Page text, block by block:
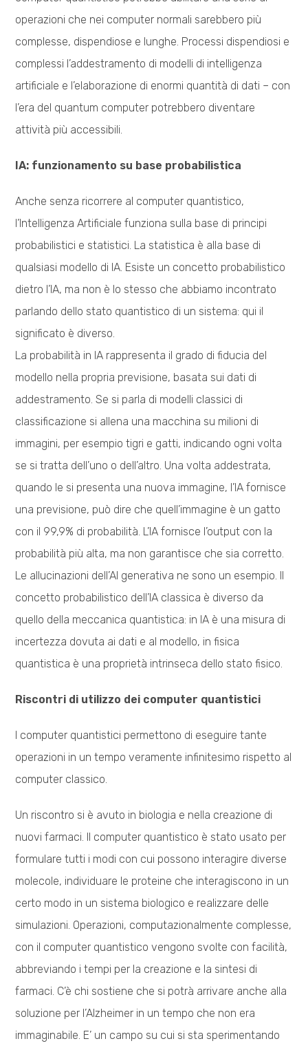
operazioni che nei computer normali sarebbero più
complesse, dispendiose e lunghe. Processi dispendiosi e
complessi l’addestramento di modelli di intelligenza
artificiale e l’elaborazione di enormi quantità di dati – con
l’era del quantum computer potrebbero diventare
attività più accessibili.
IA: funzionamento su base probabilistica
Anche senza ricorrere al computer quantistico,
l’Intelligenza Artificiale funziona sulla base di principi
probabilistici e statistici. La statistica è alla base di
qualsiasi modello di IA. Esiste un concetto probabilistico
dietro l’IA, ma non è lo stesso che abbiamo incontrato
parlando dello stato quantistico di un sistema: qui il
significato è diverso.
La probabilità in IA rappresenta il grado di fiducia del
modello nella propria previsione, basata sui dati di
addestramento. Se si parla di modelli classici di
classificazione si allena una macchina su milioni di
immagini, per esempio tigri e gatti, indicando ogni volta
se si tratta dell’uno o dell’altro. Una volta addestrata,
quando le si presenta una nuova immagine, l’IA fornisce
una previsione, può dire che quell’immagine è un gatto
con il 99,9% di probabilità. L’IA fornisce l’output con la
probabilità più alta, ma non garantisce che sia corretto.
Le allucinazioni dell’AI generativa ne sono un esempio. Il
concetto probabilistico dell’IA classica è diverso da
quello della meccanica quantistica: in IA è una misura di
incertezza dovuta ai dati e al modello, in fisica
quantistica è una proprietà intrinseca dello stato fisico.
Riscontri di utilizzo dei computer quantistici
I computer quantistici permettono di eseguire tante
operazioni in un tempo veramente infinitesimo rispetto al
computer classico.
Un riscontro si è avuto in biologia e nella creazione di
nuovi farmaci. Il computer quantistico è stato usato per
formulare tutti i modi con cui possono interagire diverse
molecole, individuare le proteine che interagiscono in un
certo modo in un sistema biologico e realizzare delle
simulazioni. Operazioni, computazionalmente complesse,
con il computer quantistico vengono svolte con facilità,
abbreviando i tempi per la creazione e la sintesi di
farmaci. C’è chi sostiene che si potrà arrivare anche alla
soluzione per l’Alzheimer in un tempo che non era
immaginabile. E’ un campo su cui si sta sperimentando